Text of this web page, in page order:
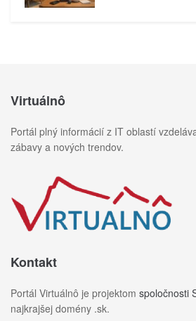
Virtuálnô
Portál plný informácií z IT oblastí
zábavy a nových trendov.
Kontakt
Portál Virtuálnô je projektom spoločnosti
najkrajšej domény .sk.